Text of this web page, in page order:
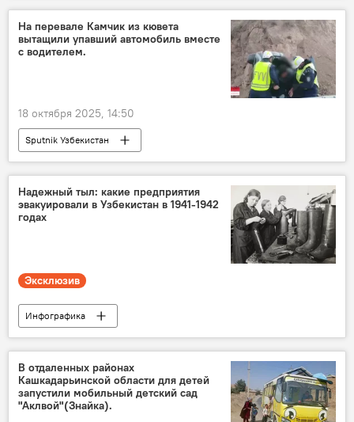
ДНР
спецоперация
Минобороны РФ
На перевале Камчик из кювета
вытащили упавший автомобиль вместе
с водителем.
18 октября 2025, 14:50
Sputnik Узбекистан
Надежный тыл: какие предприятия
эвакуировали в Узбекистан в 1941-1942
годах
Эксклюзив
Инфографика
80-летие Победы в Великой Отечественной войне
Узбекистан
СССР
Великая Отечественная война
промышленность
В отдаленных районах
Кашкадарьинской области для детей
запустили мобильный детский сад
"Аклвой"(Знайка).